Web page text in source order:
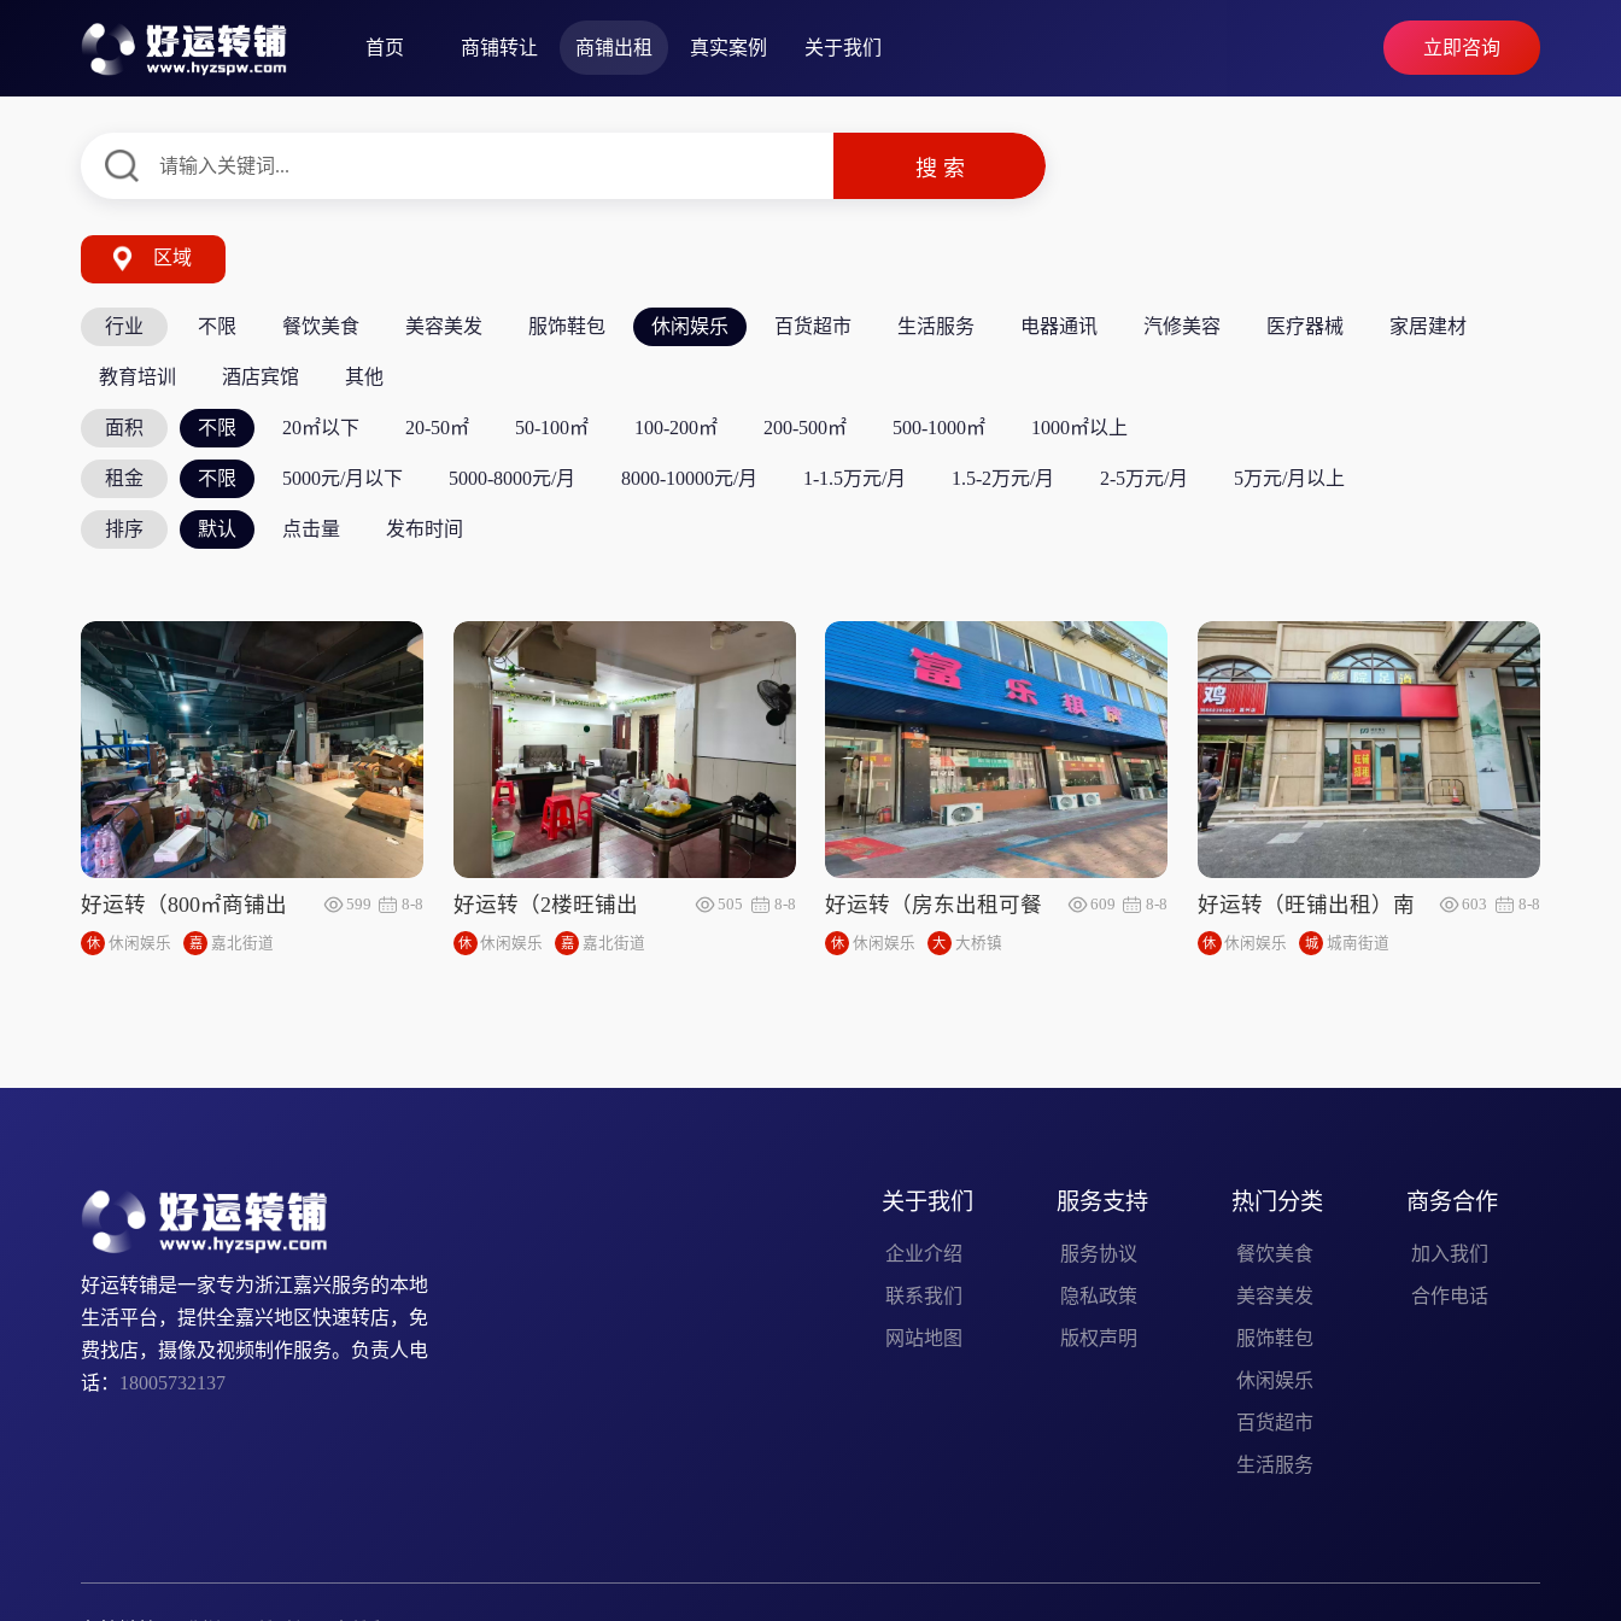
首页 商铺转让 商铺出租 真实案例 关于我们 立即咨询
区域
行业 不限 餐饮美食 美容美发 服饰鞋包 休闲娱乐 百货超市 生活服务 电器通讯 汽修美容 医疗器械 家居建材
教育培训 酒店宾馆 其他
面积 不限 20㎡以下 20-50㎡ 50-100㎡ 100-200㎡ 200-500㎡ 500-1000㎡ 1000㎡以上
租金 不限 5000元/月以下 5000-8000元/月 8000-10000元/月 1-1.5万元/月 1.5-2万元/月 2-5万元/月 5万元/月以上
排序 默认 点击量 发布时间
好运转（800㎡商铺出
租）适合棋牌、足浴
店、台球厅、电竞网
8-8
599
休
休闲娱乐
嘉
嘉北街道
好运转（2楼旺铺出
租）嘉兴市中心2楼旺
铺出租
8-8
505
休
休闲娱乐
嘉
嘉北街道
好运转（房东出租可餐
饮）嘉兴大桥镇130平
出租可餐饮
8-8
609
休
休闲娱乐
大
大桥镇
好运转（旺铺出租）南
湖区昌盛南路、学校美
食街旺铺出租
8-8
603
休
休闲娱乐
城
城南街道
好运转铺是一家专为浙江嘉兴服务的本地
生活平台，提供全嘉兴地区快速转店，免
费找店，摄像及视频制作服务。负责人电
话： 18005732137
关于我们
企业介绍
联系我们
网站地图
服务支持
服务协议
隐私政策
版权声明
热门分类
餐饮美食
美容美发
服饰鞋包
休闲娱乐
百货超市
生活服务
商务合作
加入我们
合作电话